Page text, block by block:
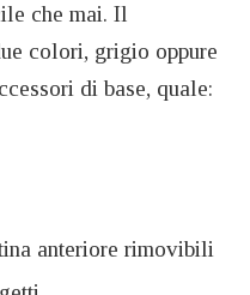
che mai. Il
colori, grigio oppure
di base, quale:
anteriore rimovibili